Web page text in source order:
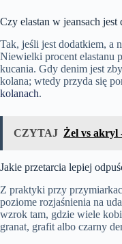
Czy elastan w jeansach jest
Tak, jeśli jest dodatkiem, a
Niewielki procent elastanu
kucania. Gdy denim jest
kolana; wtedy przyda się
kolanach.
CZYTAJ Żel vs akryl
Jakie przetarcia lepiej
Z praktyki przy
poziome rozjaśnienia na
wzrok tam, gdzie wiele
granat, grafit albo czarny